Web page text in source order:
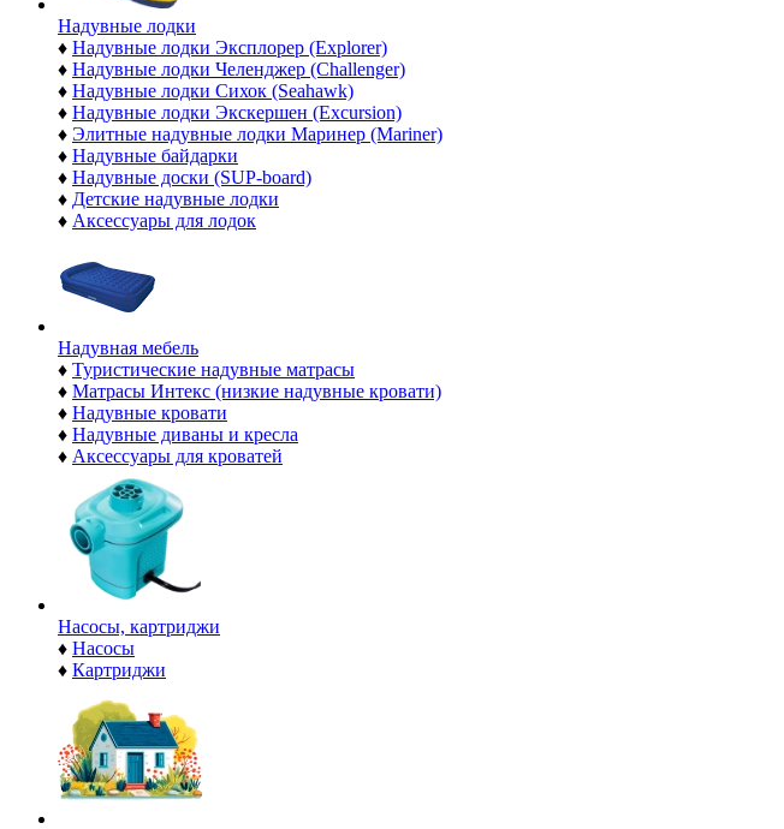
Надувные лодки
♦ Надувные лодки Эксплорер (Explorer)
♦ Надувные лодки Челенджер (Challenger)
♦ Надувные лодки Сихок (Seahawk)
♦ Надувные лодки Экскершен (Excursion)
♦ Элитные надувные лодки Маринер (Mariner)
♦ Надувные байдарки
♦ Надувные доски (SUP-board)
♦ Детские надувные лодки
♦ Аксессуары для лодок
Надувная мебель
♦ Туристические надувные матрасы
♦ Матрасы Интекс (низкие надувные кровати)
♦ Надувные кровати
♦ Надувные диваны и кресла
♦ Аксессуары для кроватей
Насосы, картриджи
♦ Насосы
♦ Картриджи